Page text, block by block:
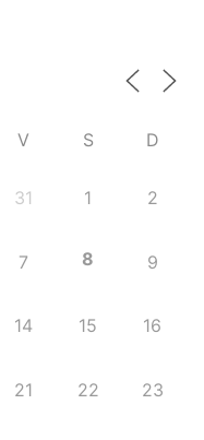
V S D
31 1 2
7 8 9
14 15 16
21 22 23